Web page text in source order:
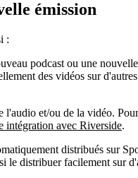
émission
:
podcast ou une
des vidéos sur
l'audio et/ou de la vidéo.
intégration avec Riverside.
distribués sur
le distribuer facilement sur